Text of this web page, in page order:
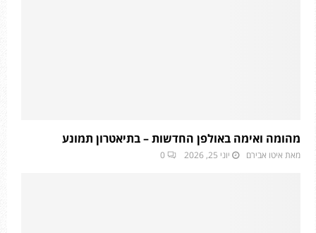
מהומה ואימה באולפן החדשות – בתיאטרון תמונע
מאת איטו אבירם יוני 25, 2026 0